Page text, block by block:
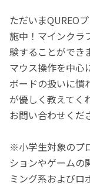
ただいまQUREO
施中！マインクラ
験することができ
マウス操作を中心
ボードの扱いに慣
が優しく教えてく
お問い合わせくだ
※小学生対象のプ
ションやゲームの
ミング系およびロ